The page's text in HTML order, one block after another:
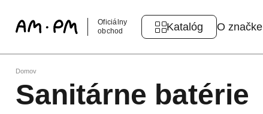
Oficiálny
obchod
Katalóg O značke
Domov
Sanitárne batérie